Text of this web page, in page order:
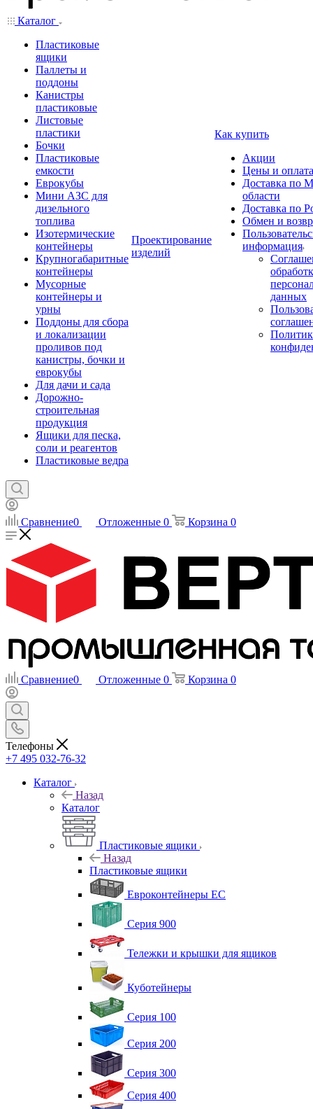
Каталог
Пластиковые
ящики
Паллеты и
поддоны
Канистры
пластиковые
Листовые
пластики
Бочки
Пластиковые
емкости
Еврокубы
Мини АЗС для
дизельного
топлива
Изотермические
контейнеры
Крупногабаритные
контейнеры
Мусорные
контейнеры и
урны
Поддоны для сбора
и локализации
проливов под
канистры, бочки и
еврокубы
Для дачи и сада
Дорожно-
строительная
продукция
Ящики для песка,
соли и реагентов
Пластиковые ведра
Проектирование
изделий
Как купить
Акции
Цены и оплата
Доставка по
области
Доставка по
Обмен и
информация
данных
Сравнение0 Отложенные 0 Корзина 0
Сравнение0 Отложенные 0 Корзина 0
Телефоны
+7 495 032-76-32
Каталог
Назад
Каталог
Пластиковые ящики
Назад
Пластиковые ящики
Евроконтейнеры ЕС
Серия 900
Тележки и крышки для ящиков
Куботейнеры
Серия 100
Серия 200
Серия 300
Серия 400